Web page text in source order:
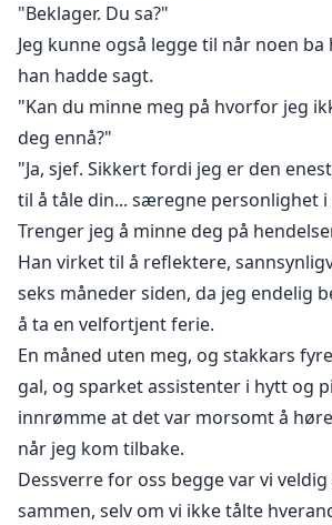
drive ham til vanvidd. Bryce vet ikke
han kan holde hendene unna henne.
Involvert i et farlig spill, hvor
gleder flettes sammen, står Anne og
fine linjen mellom det profesjonelle
hvor hvert blikk som utveksles, hver
en invitasjon til å utforske farlige og
"Beklager. Du sa?"
Jeg kunne også legge til når noen
han hadde sagt.
"Kan du minne meg på hvorfor jeg
deg ennå?"
"Ja, sjef. Sikkert fordi jeg er den
til å tåle din... særegne personlighet i
Trenger jeg å minne deg på
Han virket til å reflektere,
seks måneder siden, da jeg endelig
å ta en velfortjent ferie.
En måned uten meg, og stakkars
gal, og sparket assistenter i hytt og
innrømme at det var morsomt å
når jeg kom tilbake.
Dessverre for oss begge var vi
sammen, selv om vi ikke tålte